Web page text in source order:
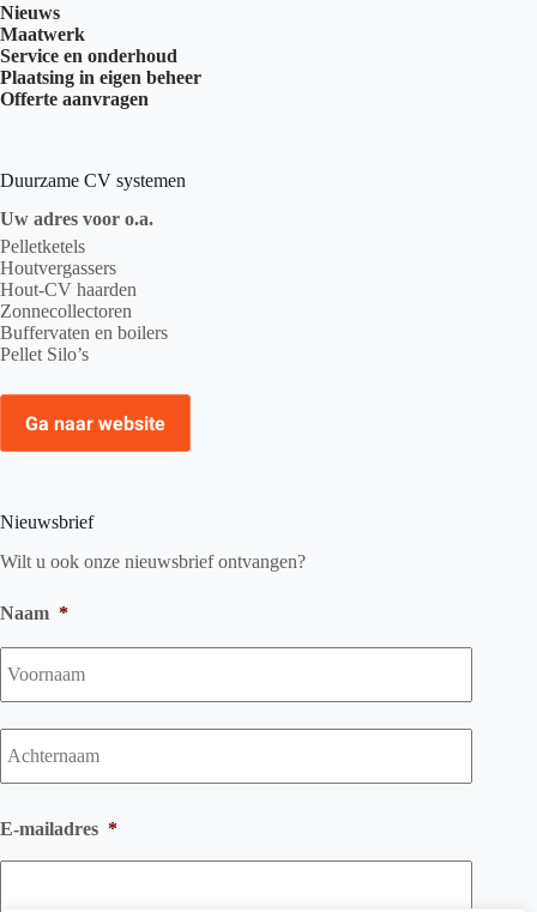
Nieuws
Maatwerk
Service en onderhoud
Plaatsing in eigen beheer
Offerte aanvragen
Duurzame CV systemen
Uw adres voor o.a.
Pelletketels
Houtvergassers
Hout-CV haarden
Zonnecollectoren
Buffervaten en boilers
Pellet Silo’s
Ga naar website
Nieuwsbrief
Wilt u ook onze nieuwsbrief ontvangen?
Naam *
E-mailadres *